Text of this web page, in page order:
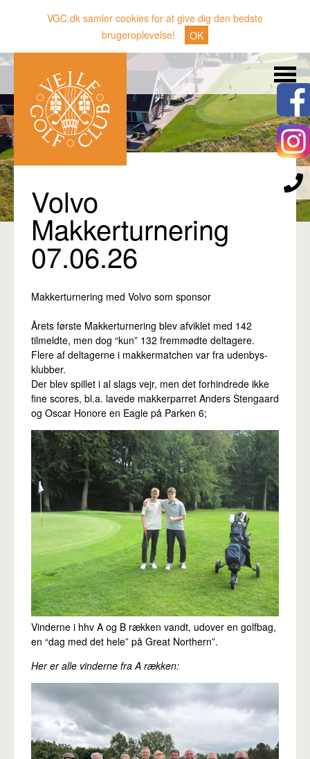
VGC.dk samler cookies for at give dig den bedste
brugeroplevelse!
OK
Nyheder
Klubben
Gæster
Sporten
Erhverv
Den lille Kok
Pro
Volvo
Makkerturnering
07.06.26
Makkerturnering med Volvo som sponsor
Årets første Makkerturnering blev afviklet med 142
tilmeldte, men dog “kun” 132 fremmødte deltagere.
Flere af deltagerne i makkermatchen var fra udenbys-
klubber.
Der blev spillet i al slags vejr, men det forhindrede ikke
fine scores, bl.a. lavede makkerparret Anders Stengaard
og Oscar Honore en Eagle på Parken 6;
Vinderne i hhv A og B rækken vandt, udover en golfbag,
en “dag med det hele” på Great Northern”.
Her er alle vinderne fra A rækken: